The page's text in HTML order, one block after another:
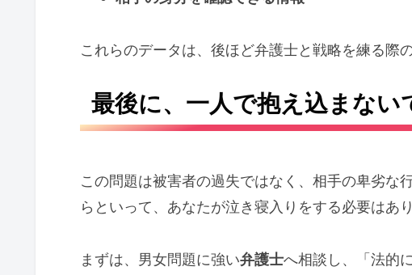
これらのデータは、後ほど弁護士と戦略を練る際
最後に、一人で抱え込まない
この問題は被害者の過失ではなく、相手の卑劣な
らといって、あなたが泣き寝入りをする必要はあり
まずは、男女問題に強い弁護士へ相談し、「法的